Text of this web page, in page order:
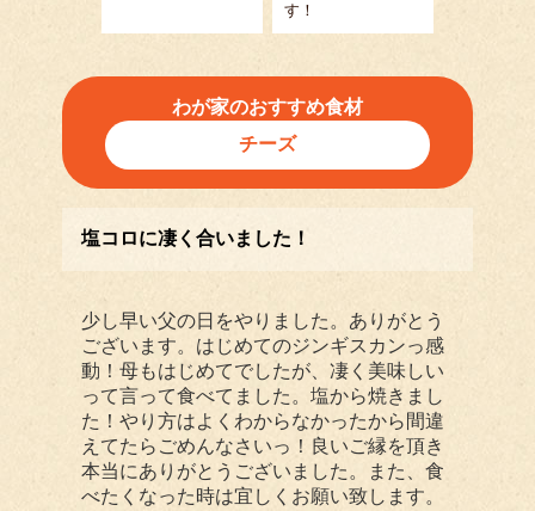
す！
わが家のおすすめ食材
チーズ
塩コロに凄く合いました！
少し早い父の日をやりました。ありがとう
ございます。はじめてのジンギスカンっ感
動！母もはじめてでしたが、凄く美味しい
って言って食べてました。塩から焼きまし
た！やり方はよくわからなかったから間違
えてたらごめんなさいっ！良いご縁を頂き
本当にありがとうございました。また、食
べたくなった時は宜しくお願い致します。